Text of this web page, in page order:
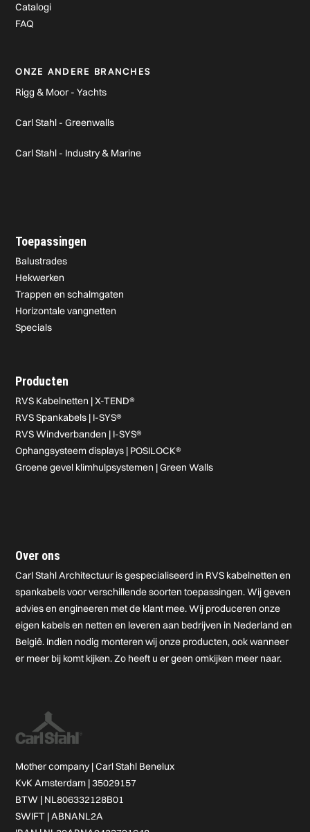
Catalogi
FAQ
ONZE ANDERE BRANCHES
Rigg & Moor - Yachts
Carl Stahl - Greenwalls
Carl Stahl - Industry & Marine
Toepassingen
Balustrades
Hekwerken
Trappen en schalmgaten
Horizontale vangnetten
Specials
Producten
RVS Kabelnetten | X-TEND®
RVS Spankabels | I-SYS®
RVS Windverbanden | I-SYS®
Ophangsysteem displays | POSILOCK®
Groene gevel klimhulpsystemen | Green Walls
Over ons
Carl Stahl Architectuur is gespecialiseerd in RVS kabelnetten en
spankabels voor verschillende soorten toepassingen. Wij geven
advies en engineeren met de klant mee. Wij produceren onze
eigen kabels en netten en leveren aan bedrijven in Nederland en
België. Indien nodig monteren wij onze producten, ook wanneer
er meer bij komt kijken. Zo heeft u er geen omkijken meer naar.
Mother company |Carl Stahl Benelux
KvK Amsterdam | 35029157
BTW | NL806332128B01
SWIFT | ABNANL2A